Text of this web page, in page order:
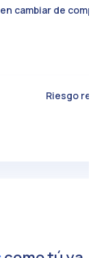
cambiar de
Riesgo real